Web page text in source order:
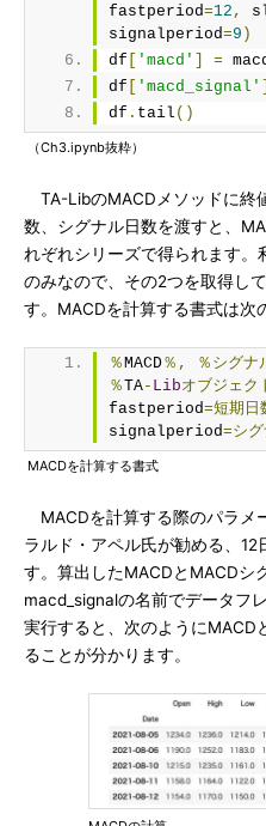
fastperiod=12 ,
signalperiod=9 )
df
'macd' =
df
'macd_signal'
df . tail ()
（Ch3.ipynb抜粋）
TA-LibのMACDメソッドに終
数、シグナル日数を渡すと、
れぞれシリーズで得られます。
のみなので、その2つを取得し
す。MACDを計算する書式は次
％MACD％, ％シグナ
％TA- Libオブジェク
fastperiod=短期日
signalperiod=シ
MACDを計算する書式
MACDを計算する際のパラメ
ラルド・アペル氏が勧める、12
す。算出したMACDとMACDシ
macd_signalの名前でデータフ
実行すると、次のようにMACD
ることが分かります。